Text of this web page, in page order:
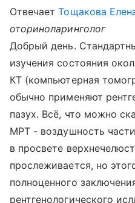
ОтвечаетТощакова
оториноларинголог
Добрый день.
изучения состояния
КТ (компьютерная
обычно применяют
пазух. Всё, что можно
МРТ - воздушность
в просвете
прослеживается, но
полноценного
рентгенологического